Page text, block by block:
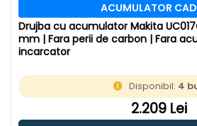
ACUMULATOR
Drujba cu acumulator Makita
mm | Fara perii de carbon | Fara
incarcator
Disponibil: 4
2.209 Lei